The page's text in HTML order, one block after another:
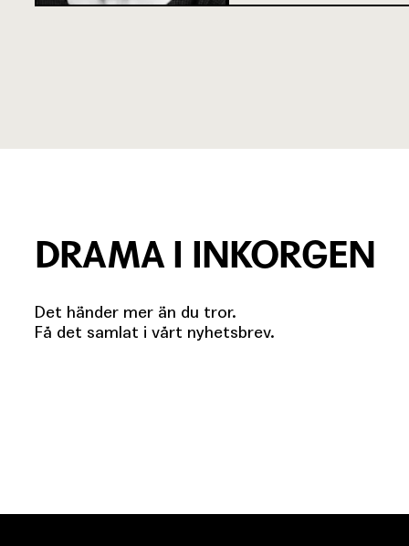
DRAMA I INKORGEN
Det händer mer än du tror.
Få det samlat i vårt nyhetsbrev.